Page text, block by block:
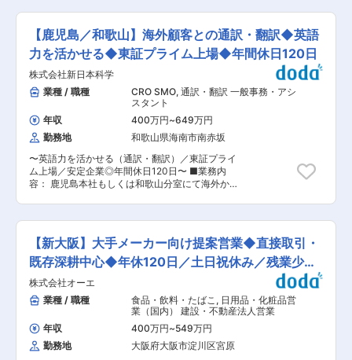
て出勤頻度の調整も可能です。 ◇賞与年3回：夏
冬に加え、会社業績に応じて決算賞与あり（直近
数年の支給実績⇒夏冬合計：3〜4ヶ月、決算賞
与：4〜6ヶ月）。社長の方針として「利益は従業
員への還元」を掲げており、従業員を大切にする
社風です。 ■社風について： 部署の垣根を越
え、社員同士が仲良く、和気あいあいとした職場
です。 社長は利益の還元を重視しており、最近で
は決算賞与を支給しています。 また、コロナ禍に
は国からの補助金10万円に加えて、会社からも10
万円を支給しました。 役員との距離も近く、定例
会や定期面談では社員の希望や目標に耳を傾けま
す。社員と役員が対等に意見を交換できるフラッ
す。品質管理部門の課長職として、部門全体のマ
ネジメントおよび品質管理体制の強化を担ってい
ただきます。月に約10点の新商品がリリースされ
る開発スピードを支え、品質基準の最終判断や抜
本的な再発防止策の立案、ISO9001認証の維持管
理などを通じ、全社的な品質保証体制の高度化に
取り組みます。 ■業務詳細 ・品質管理部門のKPI
設定、予算管理、メンバー（約8名）の評価・育
成 ・新商品の品質基準策定と最終決裁、不備発生
時の再発防止策立案 ・ISO9001認証の継続的な維
持管理と更新業務 ・全社的な品質保証体制の構
築、高度化（DX推進による業務効率化を含む）
・経営層や開発、製造各部門と連携し、組織横断
的な調整・意思決定 ・品質管理手法や最新技術の
導入による部門アップデートの主導 ■扱うサービ
ス キッチン・掃除用品、収納用品、美容用品など
く、裁量権を持って組織運営が可能 ■業務の魅力
自社工場を持つメーカーで品質管理体制の抜本的
強化や組織マネジメントに挑戦でき、ヒット商品
誕生の瞬間にも立ち会えます ■教育体制 入社後
は現状把握からスタートし、OJTや部門内での知
見共有を通じてキャッチアップを支援 ■就業環境
年間休日120日、土日祝休み、マイカー通勤可、
転勤なし。家族手当・退職金制度等福利厚生も充
実 ■想定されるキャリアパス 品質管理のプロフ
ェッショナルとして組織運営や経営視点を養い、
【鹿児島／和歌山】海外顧客との通訳・翻訳◆英語
力を活かせる◆東証プライム上場◆年間休日120日
株式会社新日本科学
業種 / 職種
CRO SMO, 通訳・翻訳 一般事務・アシ
スタント
年収
400万円~649万円
勤務地
和歌山県海南市南赤坂
〜英語力を活かせる（通訳・翻訳）／東証プライ
ム上場／安定企業◎年間休日120日〜 ■業務内
容： 鹿児島本社もしくは和歌山分室にて海外から
（主に日本人研究者とのコミュニケーションサポ
ート） ・海外顧客向け書類のNative check（日
→英、英→英） ・訪問サポート（手配のサポー
ト、観光同行） ■ポジションの魅力： 海外顧客
獲得のため、大切なポジションでやりがいは大き
いです。 ■当社について： 〜非臨床試験におけ
る国内トップクラスのリーディングカンパニーで
す〜 創業以来、「非臨床試験受託事業」において
確固たる事業基盤を築き、その後、「薬物動態・
分析受託事業」、「臨床試験受託事業」などを包
含して、医薬品開発過程における一貫した総合受
【新大阪】大手メーカー向け提案営業◆直接取引・
既存深耕中心◆年休120日／土日祝休み／残業少な
め◎
株式会社オーエ
業種 / 職種
食品・飲料・たばこ , 日用品・化粧品営
業（国内） 建設・不動産法人営業
年収
400万円~549万円
勤務地
大阪府大阪市淀川区宮原